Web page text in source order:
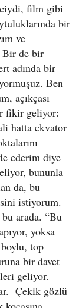
film gibi
bir
ve
Bir de bir
adında bir
Ben
açıkçası
fikir geliyor:
hatta ekvator
ederim diye
bununla
da, bu
istiyorum.
arada. “Bu
yoksa
top
bir davet
geliyor.
Çekik gözlü